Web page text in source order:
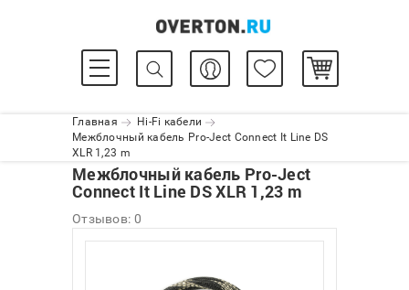
Главная
Hi-Fi кабели
Межблочный кабель Pro-Ject Connect It Line DS
XLR 1,23 m
Межблочный кабель Pro-Ject
Connect It Line DS XLR 1,23 m
Отзывов: 0